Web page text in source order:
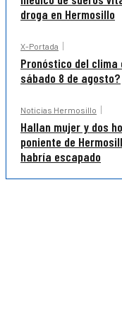
droga en Hermosillo
X-Portada
Pronóstico del clima
sábado 8 de agosto?
Noticias Hermosillo
Hallan mujer y dos
poniente de
habría escapado